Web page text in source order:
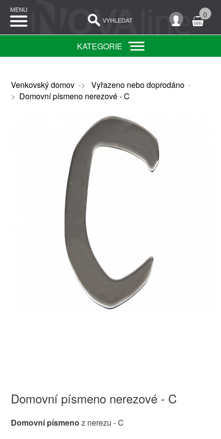
0
KATEGORIE
Venkovský domov-> Vyřazeno nebo doprodáno-
> Domovní písmeno nerezové - C
Domovní písmeno nerezové - C
Domovní písmeno z nerezu - C